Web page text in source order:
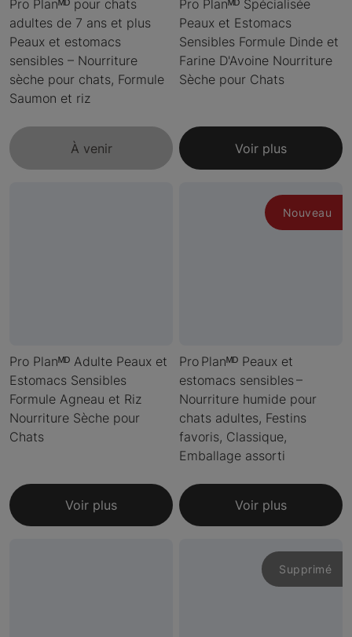
Pro Planᴹᴰ pour chats
adultes de 7 ans et plus
Peaux et estomacs
sensibles – Nourriture
sèche pour chats, Formule
Saumon et riz
À venir
Pro Planᴹᴰ Spécialisée
Peaux et Estomacs
Sensibles Formule Dinde et
Farine D'Avoine Nourriture
Sèche pour Chats
Voir plus
Pro Planᴹᴰ Adulte Peaux et
Estomacs Sensibles
Formule Agneau et Riz
Nourriture Sèche pour
Chats
Voir plus
Nouveau
Pro Planᴹᴰ Peaux et
estomacs sensibles –
Nourriture humide pour
chats adultes, Festins
favoris, Classique,
Emballage assorti
Voir plus
Supprimé